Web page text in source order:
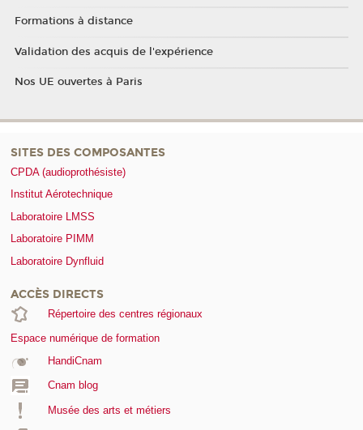
Formations à distance
Validation des acquis de l'expérience
Nos UE ouvertes à Paris
SITES DES COMPOSANTES
CPDA (audioprothésiste)
Institut Aérotechnique
Laboratoire LMSS
Laboratoire PIMM
Laboratoire Dynfluid
ACCÈS DIRECTS
Répertoire des centres régionaux
Espace numérique de formation
HandiCnam
Cnam blog
Musée des arts et métiers